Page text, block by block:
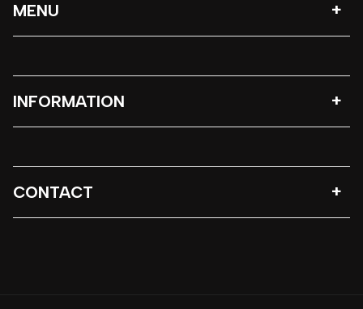
MENU
INFORMATION
CONTACT